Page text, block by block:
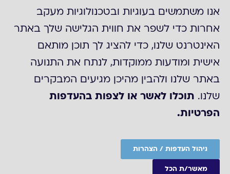
פורום ציות
פורום ביומד ופארמה
פורום יועמ"ש בצפון
פורום חברות דואליות/נסחרות בניו יורק
פורום משפט מסחרי
קבוצת "עדכונים משפטיים"
מדיניות הפרטיות של ארגון ה-ACC
אנו משתמשים בעוגיות ובטכנולוגיות מעקב
אחרות כדי לשפר את חווית הגלישה שלך באתר
האינטרנט שלנו, כדי להציג לך תוכן מותאם
אישית ומודעות ממוקדות, לנתח את התנועה
באתר שלנו ולהבין מהיכן מגיעים המבקרים
שלנו. תוכלו לאשר או לצפות בהעדפות
הפרטיות.
ניהול העדפות / הצהרות
מאשר/ת הכל